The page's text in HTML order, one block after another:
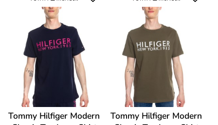
Tommy Hilfiger Modern
Tommy Hilfiger Modern